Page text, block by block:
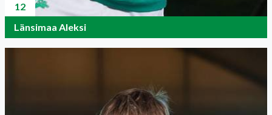
12
Länsimaa Aleksi